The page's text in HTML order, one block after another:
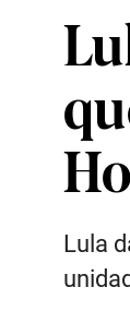
Lula